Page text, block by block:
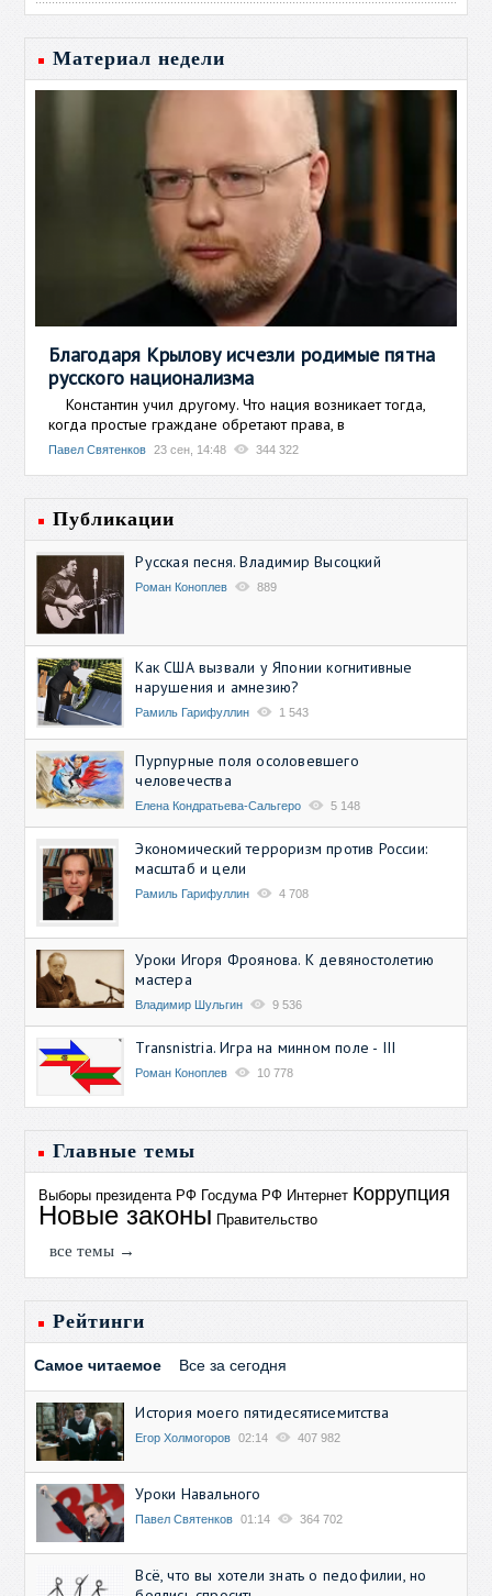
Материал недели
Благодаря Крылову исчезли родимые пятна
русского национализма
Константин учил другому. Что нация возникает тогда,
когда простые граждане обретают права, в
Павел Святенков 23 сен, 14:48 344 322
Публикации
Русская песня. Владимир Высоцкий
Роман Коноплев 889
Как США вызвали у Японии когнитивные
нарушения и амнезию?
Рамиль Гарифуллин 1 543
Пурпурные поля осоловевшего
человечества
Елена Кондратьева-Сальгеро 5 148
Экономический терроризм против России:
масштаб и цели
Рамиль Гарифуллин 4 708
Уроки Игоря Фроянова. К девяностолетию
мастера
Владимир Шульгин 9 536
Transnistria. Игра на минном поле - III
Роман Коноплев 10 778
Главные темы
Выборы президента РФ Госдума РФ Интернет Коррупция
Новые законы Правительство
все темы →
Рейтинги
Самое читаемое Все за сегодня
История моего пятидесятисемитства
Егор Холмогоров 02:14 407 982
Уроки Навального
Павел Святенков 01:14 364 702
Всё, что вы хотели знать о педофилии, но